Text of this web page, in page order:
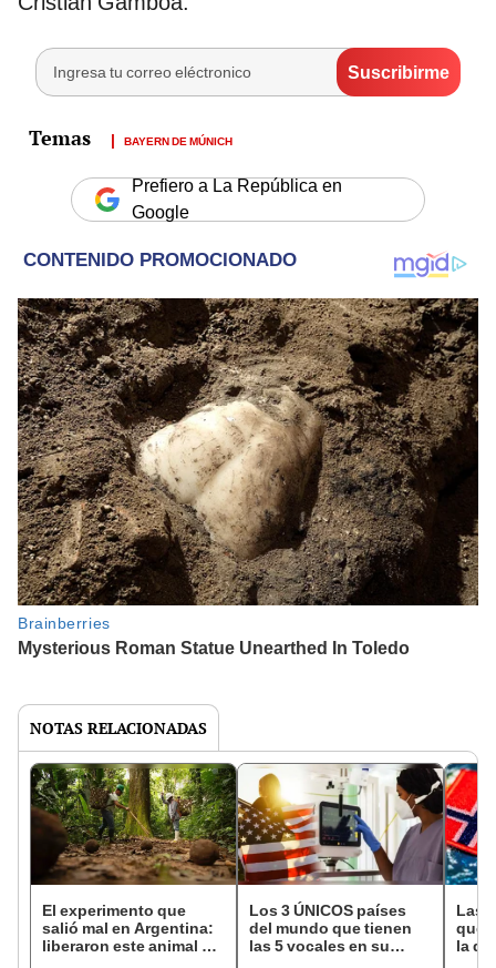
BAYERN DE MÚNICH
Prefiero a La República en
Google
NOTAS RELACIONADAS
El experimento que
salió mal en Argentina:
liberaron este animal y
Los 3 ÚNICOS países
del mundo que tienen
las 5 vocales en su
Las
que
la de